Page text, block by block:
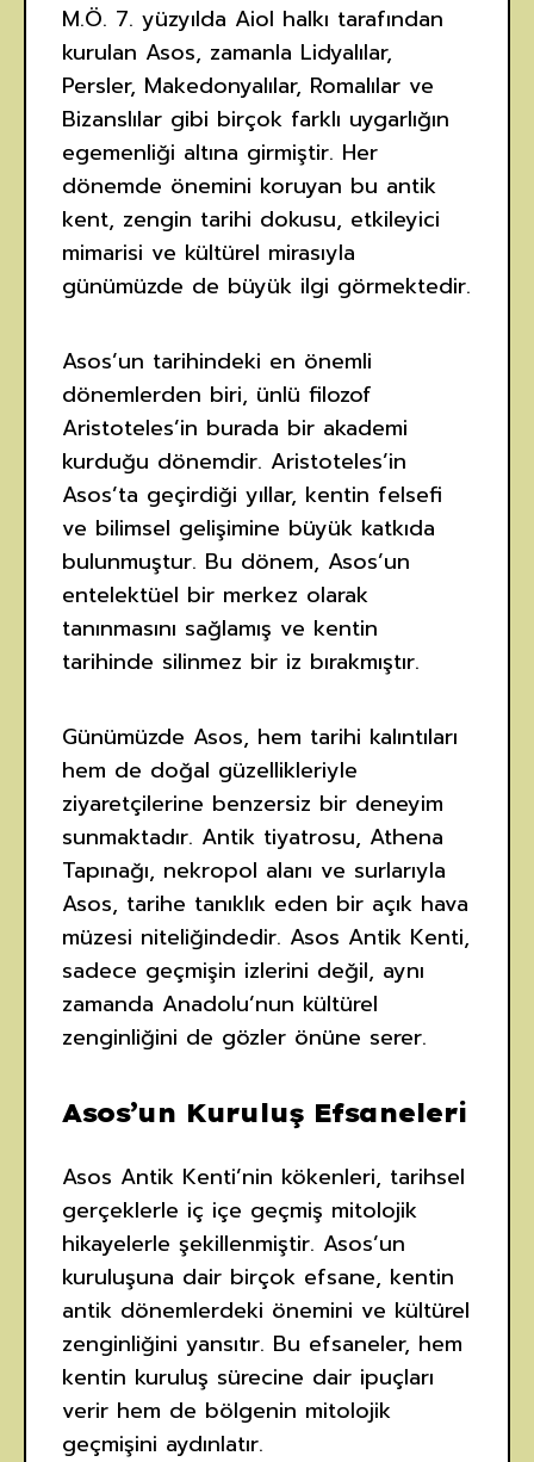
M.Ö. 7. yüzyılda Aiol halkı tarafından
kurulan Asos, zamanla Lidyalılar,
Persler, Makedonyalılar, Romalılar ve
Bizanslılar gibi birçok farklı uygarlığın
egemenliği altına girmiştir. Her
dönemde önemini koruyan bu antik
kent, zengin tarihi dokusu, etkileyici
mimarisi ve kültürel mirasıyla
günümüzde de büyük ilgi görmektedir.
Asos’un tarihindeki en önemli
dönemlerden biri, ünlü filozof
Aristoteles’in burada bir akademi
kurduğu dönemdir. Aristoteles’in
Asos’ta geçirdiği yıllar, kentin felsefi
ve bilimsel gelişimine büyük katkıda
bulunmuştur. Bu dönem, Asos’un
entelektüel bir merkez olarak
tanınmasını sağlamış ve kentin
tarihinde silinmez bir iz bırakmıştır.
Günümüzde Asos, hem tarihi kalıntıları
hem de doğal güzellikleriyle
ziyaretçilerine benzersiz bir deneyim
sunmaktadır. Antik tiyatrosu, Athena
Tapınağı, nekropol alanı ve surlarıyla
Asos, tarihe tanıklık eden bir açık hava
müzesi niteliğindedir. Asos Antik Kenti,
sadece geçmişin izlerini değil, aynı
zamanda Anadolu’nun kültürel
zenginliğini de gözler önüne serer.
Asos’un Kuruluş Efsaneleri
Asos Antik Kenti’nin kökenleri, tarihsel
gerçeklerle iç içe geçmiş mitolojik
hikayelerle şekillenmiştir. Asos’un
kuruluşuna dair birçok efsane, kentin
antik dönemlerdeki önemini ve kültürel
zenginliğini yansıtır. Bu efsaneler, hem
kentin kuruluş sürecine dair ipuçları
verir hem de bölgenin mitolojik
geçmişini aydınlatır.